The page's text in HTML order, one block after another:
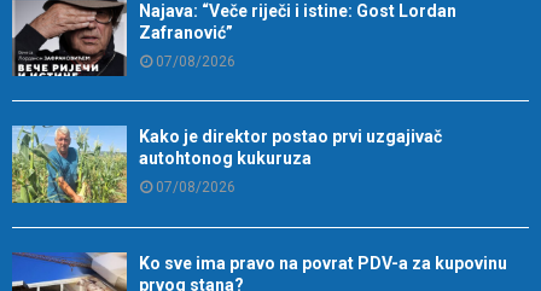
Najava: “Veče riječi i istine: Gost Lordan
Zafranović”
07/08/2026
Kako je direktor postao prvi uzgajivač
autohtonog kukuruza
07/08/2026
Ko sve ima pravo na povrat PDV-a za kupovinu
prvog stana?